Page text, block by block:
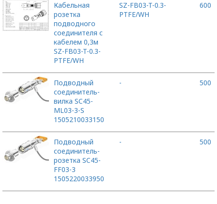
Кабельная
розетка
подводного
соединителя с
кабелем 0,3м
SZ-FB03-T-0.3-
PTFE/WH
SZ-FB03-T-0.3-
PTFE/WH
600
Подводный
соединитель-
вилка SC45-
ML03-3-S
1505210033150
- 500
Подводный
соединитель-
розетка SC45-
FF03-3
1505220033950
- 500